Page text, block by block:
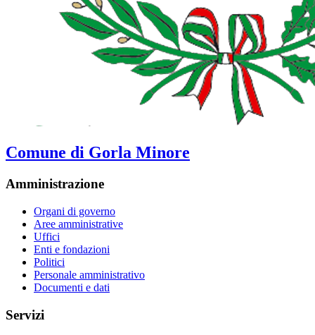
Comune di Gorla Minore
Amministrazione
Organi di governo
Aree amministrative
Uffici
Enti e fondazioni
Politici
Personale amministrativo
Documenti e dati
Servizi